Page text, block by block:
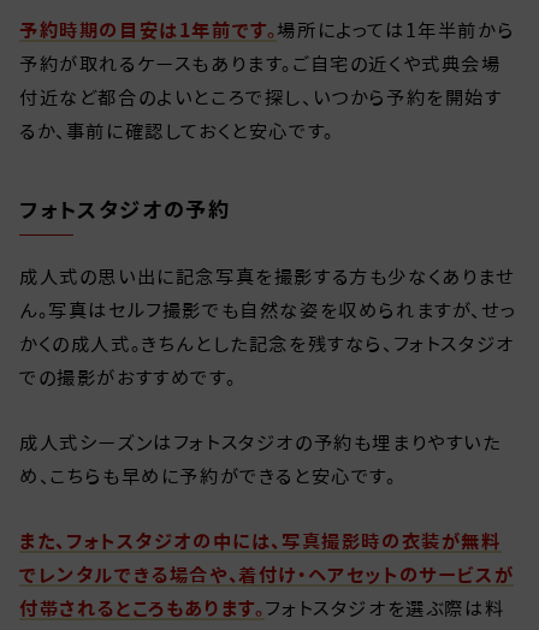
予約時期の目安は1年前です。 場所によっては1年半前から
予約が取れるケースもあります。ご自宅の近くや式典会場
付近など都合のよいところで探し、いつから予約を開始す
るか、事前に確認しておくと安心です。
フォトスタジオの予約
成人式の思い出に記念写真を撮影する方も少なくありませ
ん。写真はセルフ撮影でも自然な姿を収められますが、せっ
かくの成人式。きちんとした記念を残すなら、フォトスタジオ
での撮影がおすすめです。
成人式シーズンはフォトスタジオの予約も埋まりやすいた
め、こちらも早めに予約ができると安心です。
また、フォトスタジオの中には、写真撮影時の衣装が無料
でレンタルできる場合や、着付け・ヘアセットのサービスが
付帯されるところもあります。 フォトスタジオを選ぶ際は料